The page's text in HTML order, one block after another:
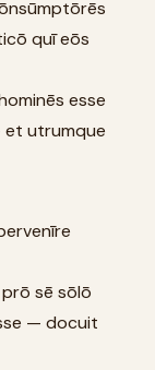
quī eōs
esse
utrumque
sē sōlō
— docuit